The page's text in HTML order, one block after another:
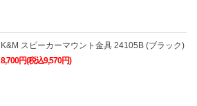
K&M スピーカーマウント金具 24105B (ブラック)
8,700円(税込9,570円)